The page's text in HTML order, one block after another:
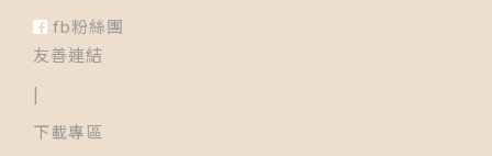
fb粉絲團
友善連結
|
下載專區